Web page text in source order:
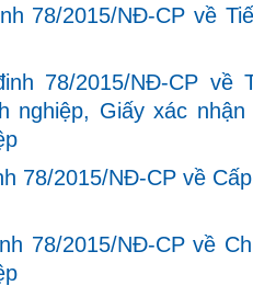
78/2015/NĐ-CP về
78/2015/NĐ-CP về
nghiệp, Giấy xác
78/2015/NĐ-CP về
78/2015/NĐ-CP về